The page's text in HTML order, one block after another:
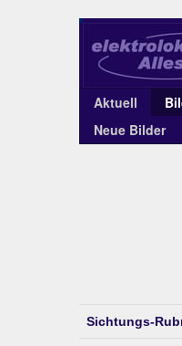
Aktuell
Neue Bilder
Sichtungs-